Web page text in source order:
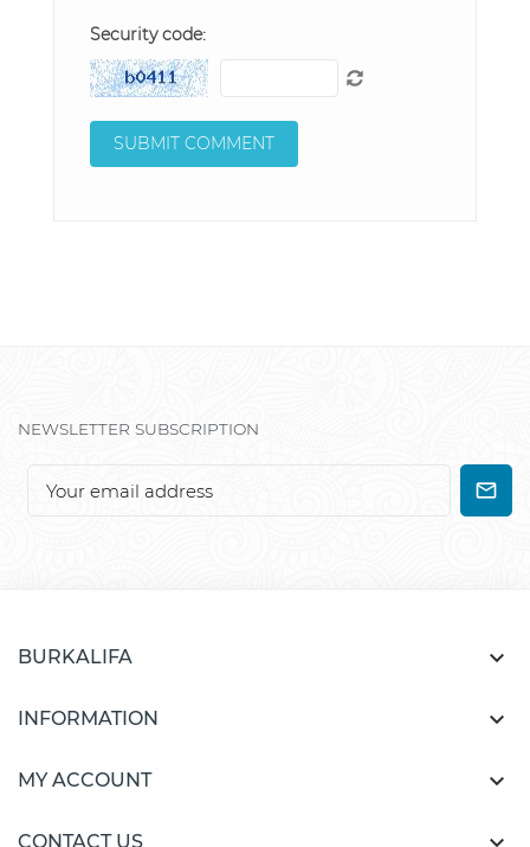
Security code:
NEWSLETTER SUBSCRIPTION
BURKALIFA 
INFORMATION 
MY ACCOUNT 
CONTACT US